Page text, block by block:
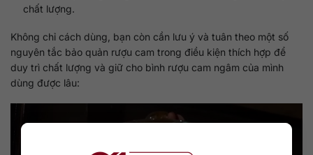
chất lượng.
Không chỉ cách dùng, bạn còn cần lưu ý và tuân theo một số
nguyên tắc bảo quản rượu cam trong điều kiện thích hợp để
duy trì chất lượng và giữ cho bình rượu cam ngâm của mình
dùng được lâu: